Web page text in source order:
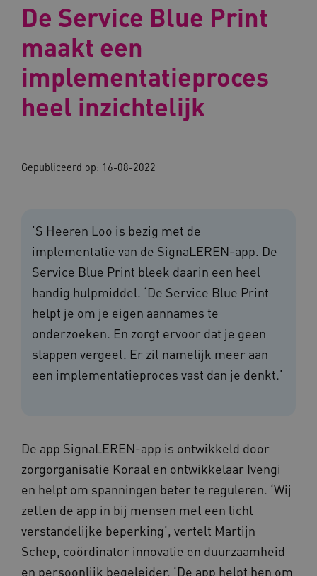
De Service Blue Print
maakt een
implementatieproces
heel inzichtelijk
Gepubliceerd op: 16-08-2022
’S Heeren Loo is bezig met de
implementatie van de SignaLEREN-app. De
Service Blue Print bleek daarin een heel
handig hulpmiddel. ‘De Service Blue Print
helpt je om je eigen aannames te
onderzoeken. En zorgt ervoor dat je geen
stappen vergeet. Er zit namelijk meer aan
een implementatieproces vast dan je denkt.’
De app SignaLEREN-app is ontwikkeld door
zorgorganisatie Koraal en ontwikkelaar Ivengi
en helpt om spanningen beter te reguleren. ‘Wij
zetten de app in bij mensen met een licht
verstandelijke beperking’, vertelt Martijn
Schep, coördinator innovatie en duurzaamheid
en persoonlijk begeleider. ‘De app helpt hen om